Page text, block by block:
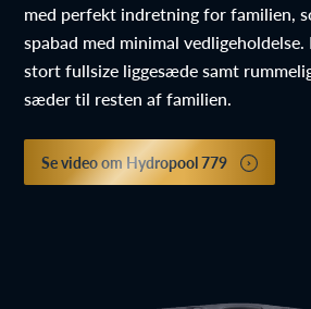
med perfekt indretning for familien,
spabad med minimal
stort fullsize liggesæde samt
sæder til resten af familien.
Se video om Hydropool 779